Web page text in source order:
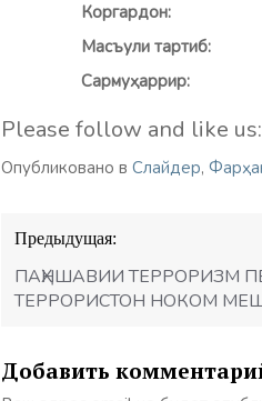
Масъули
Сармуҳаррир
Please follow and like us:
Опубликовано в Слайдер,
Навигация
по
записям
Предыдущая:
ПАҲНШАВИИ ТЕРРОРИЗМ
ТЕРРОРИСТОН НОКОМ
Добавить